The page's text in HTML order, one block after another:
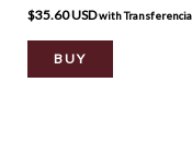
$35.60 USDwith
BUY